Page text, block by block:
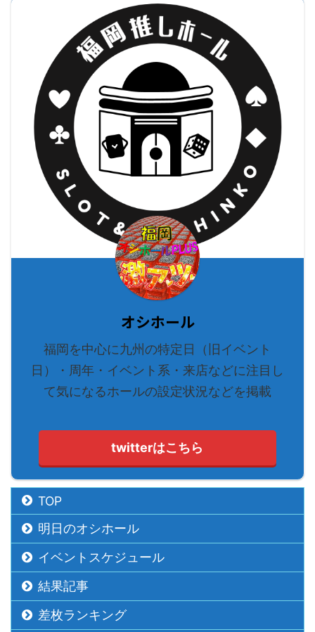
オシホール
福岡を中心に九州の特定日（旧イベント
日）・周年・イベント系・来店などに注目し
て気になるホールの設定状況などを掲載
twitterはこちら
TOP
明日のオシホール
イベントスケジュール
結果記事
差枚ランキング